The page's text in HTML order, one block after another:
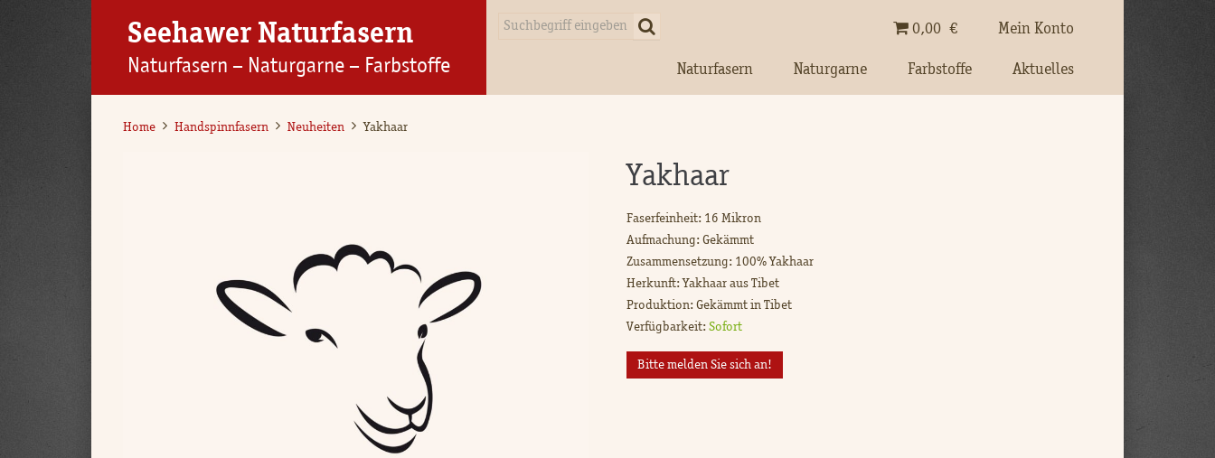
Seehawer Naturfasern
Naturfasern – Naturgarne – Farbstoffe Naturfasern Naturgarne Farbstoffe Aktuelles
0,00€ Mein Konto
Home Handspinnfasern Neuheiten Yakhaar
Yakhaar
Faserfeinheit: 16 Mikron
Aufmachung: Gekämmt
Zusammensetzung: 100% Yakhaar
Herkunft: Yakhaar aus Tibet
Produktion: Gekämmt in Tibet
Verfügbarkeit:Sofort
Bitte melden Sie sich an!